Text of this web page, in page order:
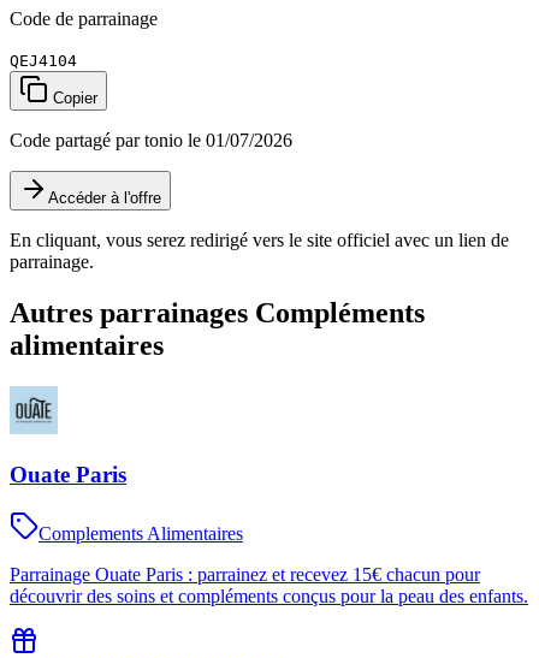
Code de parrainage
QEJ4104
Copier
Code partagé par tonio le 01/07/2026
Accéder à l'offre
En cliquant, vous serez redirigé vers le site officiel avec un lien de
parrainage.
Autres parrainages Compléments
alimentaires
Ouate Paris
Complements Alimentaires
Parrainage Ouate Paris : parrainez et recevez 15€ chacun pour
découvrir des soins et compléments conçus pour la peau des enfants.